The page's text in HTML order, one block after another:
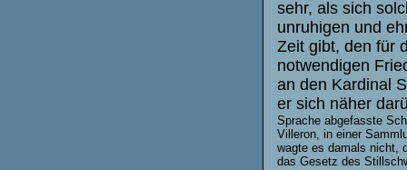
sehr, als sich
unruhigen und
Zeit gibt, den für
notwendigen
an den Kardinal
er sich näher
Sprache abgefasste
Villeron, in einer
wagte es damals nicht,
das Gesetz des